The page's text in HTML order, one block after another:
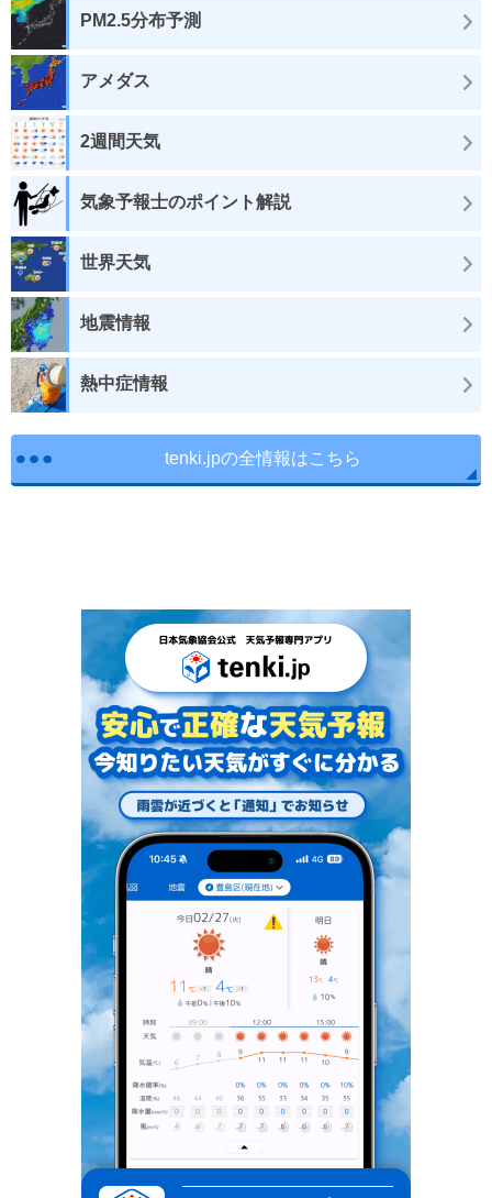
PM2.5分布予測
アメダス
2週間天気
気象予報士のポイント解説
世界天気
地震情報
熱中症情報
tenki.jpの全情報はこちら